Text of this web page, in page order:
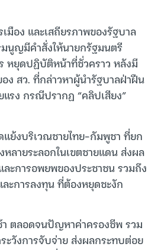
มือง และเสถียรภาพของรัฐบาล
นูญมีคำสั่งให้นายกรัฐมนตรี
หยุดปฏิบัติหน้าที่ชั่วคราว หลังมี
ง สว. ที่กล่าวหาผู้นำรัฐบาลฝ่าฝืน
แรง กรณีปรากฏ “คลิปเสียง”
ย้งบริเวณชายไทย-กัมพูชา ที่ยก
ลายระลอกในเขตชายแดน ส่งผล
ละการอพยพของประชาชน รวมถึง
ละการลงทุน ที่ต้องหยุดชะงัก
ตลอดจนปัญหาค่าครองชีพ รวม
ะวังการจับจ่าย ส่งผลกระทบต่อย